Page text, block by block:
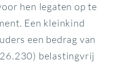
hen legaten op te
Een kleinkind
een bedrag van
belastingvrij